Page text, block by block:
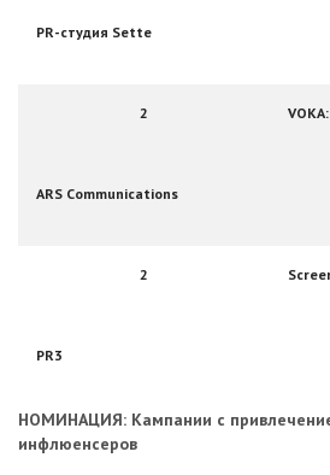
PR-студия Sette
2
ARS Communications
2
PR3
НОМИНАЦИЯ: Кампании с
инфлюенсеров